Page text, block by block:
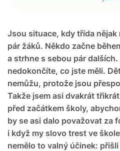
Jsou situace, kdy třída nějak
pár žáků. Někdo začne
a strhne s sebou pár
nedokončíte, co jste měli.
nemůžu, protože jsou
Takže jsem asi dvakrát
před začátkem školy,
by se asi dalo považovat za
i když my slovo trest ve
nemělo to valný účinek: